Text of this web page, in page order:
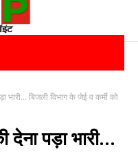
बिजली विभाग के जेई व कर्मी को
पड़ा भारी...